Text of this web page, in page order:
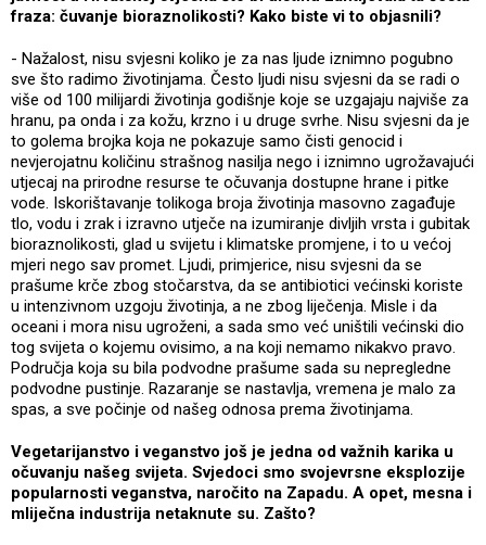
fraza: čuvanje bioraznolikosti? Kako biste vi to objasnili?
- Nažalost, nisu svjesni koliko je za nas ljude iznimno pogubno
sve što radimo životinjama. Često ljudi nisu svjesni da se radi o
više od 100 milijardi životinja godišnje koje se uzgajaju najviše za
hranu, pa onda i za kožu, krzno i u druge svrhe. Nisu svjesni da je
to golema brojka koja ne pokazuje samo čisti genocid i
nevjerojatnu količinu strašnog nasilja nego i iznimno ugrožavajući
utjecaj na prirodne resurse te očuvanja dostupne hrane i pitke
vode. Iskorištavanje tolikoga broja životinja masovno zagađuje
tlo, vodu i zrak i izravno utječe na izumiranje divljih vrsta i gubitak
bioraznolikosti, glad u svijetu i klimatske promjene, i to u većoj
mjeri nego sav promet. Ljudi, primjerice, nisu svjesni da se
prašume krče zbog stočarstva, da se antibiotici većinski koriste
u intenzivnom uzgoju životinja, a ne zbog liječenja. Misle i da
oceani i mora nisu ugroženi, a sada smo već uništili većinski dio
tog svijeta o kojemu ovisimo, a na koji nemamo nikakvo pravo.
Područja koja su bila podvodne prašume sada su nepregledne
podvodne pustinje. Razaranje se nastavlja, vremena je malo za
spas, a sve počinje od našeg odnosa prema životinjama.
Vegetarijanstvo i veganstvo još je jedna od važnih karika u
očuvanju našeg svijeta. Svjedoci smo svojevrsne eksplozije
popularnosti veganstva, naročito na Zapadu. A opet, mesna i
mliječna industrija netaknute su. Zašto?